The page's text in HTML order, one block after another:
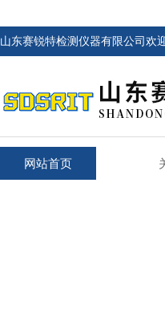
山东赛锐特检测仪器有限公司欢
网站首页